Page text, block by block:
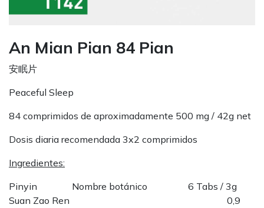
An Mian Pian 84 Pian
安眠片
Peaceful Sleep
84 comprimidos de aproximadamente 500 mg / 42g net
Dosis diaria recomendada 3x2 comprimidos
Ingredientes:
Pinyin
Nombre botánico
6 Tabs / 3g
Suan Zao Ren
0,9